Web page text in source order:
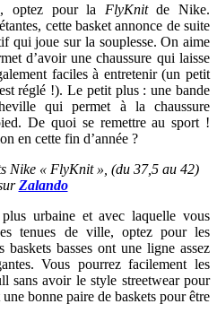
optez pour la FlyKnitde Nike.
cette basket annonce de suite
qui joue sur la souplesse. On aime
d’avoir une chaussure qui laisse
faciles à entretenir (un petit
réglé !). Le petit plus : une bande
qui permet à la chaussure
De quoi se remettre au sport !
en cette fin d’année ?
Nike « FlyKnit », (du 37,5 au 42)
Zalando
urbaine et avec laquelle vous
tenues de ville, optez pour les
baskets basses ont une ligne assez
Vous pourrez facilement les
sans avoir le style streetwear pour
bonne paire de baskets pour être